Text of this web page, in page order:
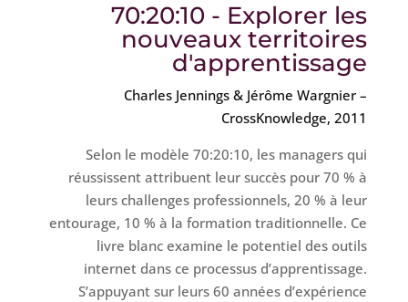
70:20:10 - Explorer les
nouveaux territoires
d'apprentissage
Charles Jennings & Jérôme Wargnier –
CrossKnowledge, 2011
Selon le modèle 70:20:10, les managers qui
réussissent attribuent leur succès pour 70 % à
leurs challenges professionnels, 20 % à leur
entourage, 10 % à la formation traditionnelle. Ce
livre blanc examine le potentiel des outils
internet dans ce processus d’apprentissage.
S’appuyant sur leurs 60 années d’expérience